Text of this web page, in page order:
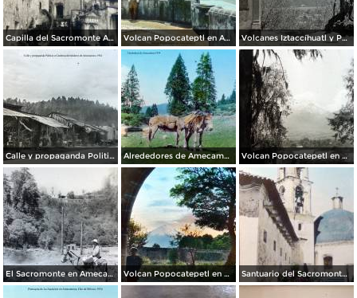
Capilla del Sacromonte Amecameca, Edo de México. Volcan Popocateptl en Amecameca, por el fotógrafo T. Enami, de Yokohama, Japón (1934) Volcanes Iztaccíhuatl y Popocatéptl desde Amecameca, por el fotógrafo T. Enami, de Yokohama, Japón (1934)
Calle y propaganda Politica a Cardenas Alrededores de Amecameca 1934 Alrededores de Amecameca, por el fotógrafo T. Enami, de Yokohama, Japón (1934) Volcan Popocatepetl en Amecameca, por el fotógrafo T. Enami, de Yokohama, Japón (1934)
El Sacromonte en Amecameca, por el fotógrafo T. Enami, de Yokohama, Japón (1934) Volcan Popocatepetl en Amecameca, por el fotógrafo T. Enami, de Yokohama, Japón (1934) Santuario del Sacromonte en Amecameca, por el fotógrafo T. Enami, de Yokohama, Japón (1934)